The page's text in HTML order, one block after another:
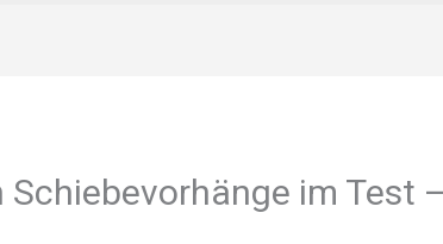
Schiebevorhänge im Test